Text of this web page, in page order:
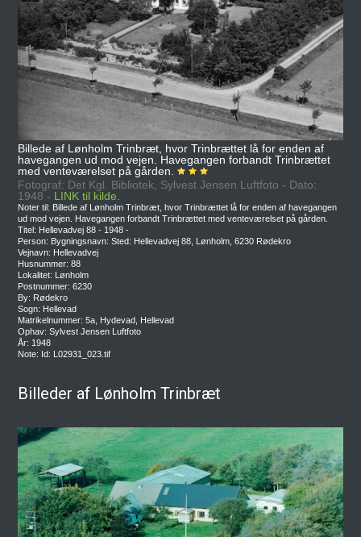
Billede af Lønholm Trinbræt, hvor Trinbrættet lå for enden af
havegangen ud mod vejen. Havegangen forbandt Trinbrættet
med venteværelset på gården.
Fotograf: Det Kgl. Bibliotek, Sylvest Jensen Luftfoto - Dato:
1948 - LINK til kilde.
Noter til: Billede af Lønholm Trinbræt, hvor Trinbrættet lå for enden af havegangen
ud mod vejen. Havegangen forbandt Trinbrættet med venteværelset på gården.
Titel: Hellevadvej 88 - 1948 -
Person: Bygningsnavn: Sted: Hellevadvej 88, Lønholm, 6230 Rødekro
Vejnavn: Hellevadvej
Husnummer: 88
Lokalitet: Lønholm
Postnummer: 6230
By: Rødekro
Sogn: Hellevad
Matrikelnummer: 5a, Hydevad, Hellevad
Ophav: Sylvest Jensen Luftfoto
År: 1948
Note: Id: L02931_023.tif
Billeder af Lønholm Trinbræt